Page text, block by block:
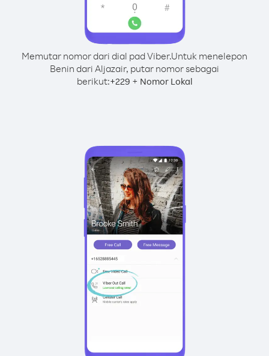
Memutar nomor dari dial pad Viber.Untuk menelepon
Benin dari Aljazair, putar nomor sebagai
berikut:+229 + Nomor Lokal